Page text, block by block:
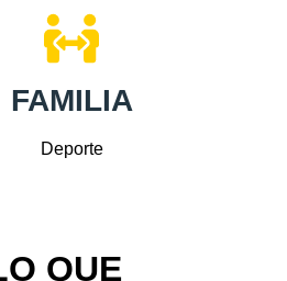
FAMILIA
Deporte
QUE